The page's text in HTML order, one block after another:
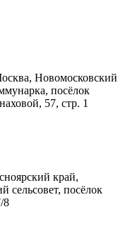
Новомосковский
посёлок
57, стр. 1
край,
сельсовет, посёлок
8